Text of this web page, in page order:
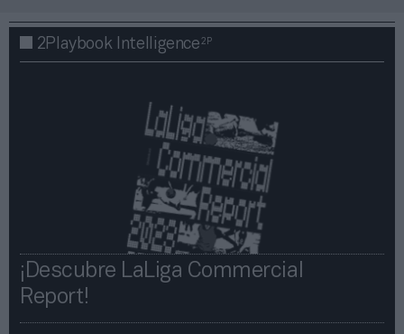
2Playbook Intelligence2P
¡Descubre LaLiga Commercial
Report!​​